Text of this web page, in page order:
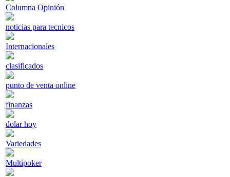
Columna Opinión
noticias para tecnicos
Internacionales
clasificados
punto de venta online
finanzas
dolar hoy
Variedades
Multipoker